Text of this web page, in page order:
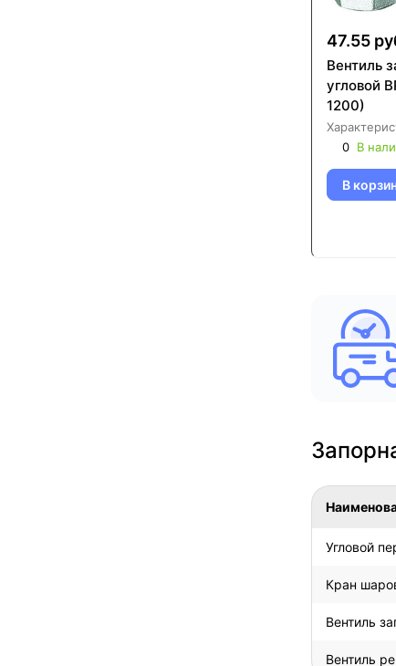
47.55
Вентиль
угловой
1200)
0 В
В
Угловой
Кран
Вентиль
Вентиль